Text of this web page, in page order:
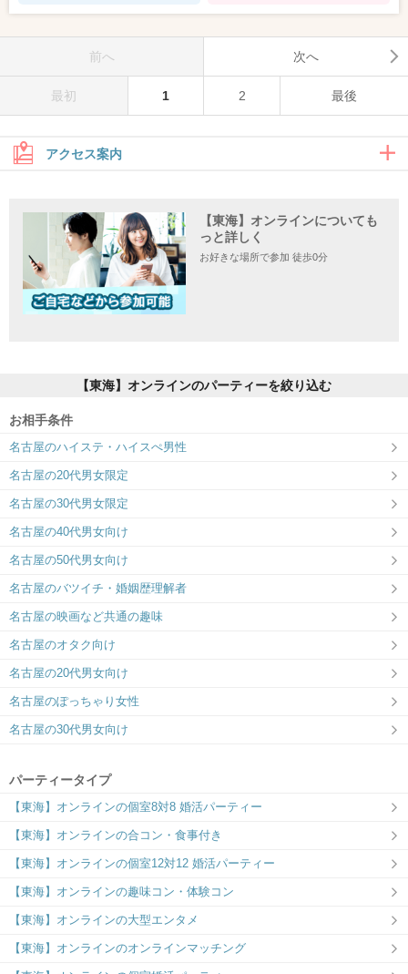
前へ 次へ
最初 1 2 最後
アクセス案内
住所
【東海】オンラインについても
っと詳しく
お好きな場所で参加 徒歩0分
【東海】オンラインのパーティーを絞り込む
お相手条件
名古屋のハイステ・ハイスぺ男性
名古屋の20代男女限定
名古屋の30代男女限定
名古屋の40代男女向け
名古屋の50代男女向け
名古屋のバツイチ・婚姻歴理解者
名古屋の映画など共通の趣味
名古屋のオタク向け
名古屋の20代男女向け
名古屋のぽっちゃり女性
名古屋の30代男女向け
パーティータイプ
【東海】オンラインの個室8対8 婚活パーティー
【東海】オンラインの合コン・食事付き
【東海】オンラインの個室12対12 婚活パーティー
【東海】オンラインの趣味コン・体験コン
【東海】オンラインの大型エンタメ
【東海】オンラインのオンラインマッチング